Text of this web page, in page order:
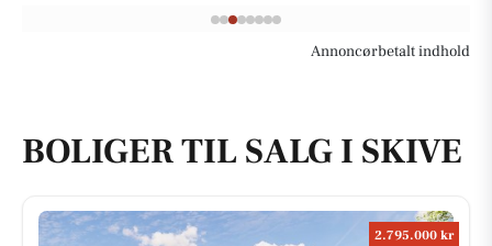
Annoncørbetalt indhold
BOLIGER TIL SALG I SKIVE
2.795.000 kr